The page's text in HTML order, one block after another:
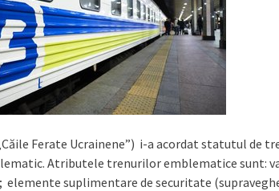
Ferate Ucrainene”) i-a acordat statutul de
Atributele trenurilor emblematice sunt:
elemente suplimentare de securitate